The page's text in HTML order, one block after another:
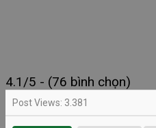
4.1/5 - (76 bình chọn)
Post Views: 3.381